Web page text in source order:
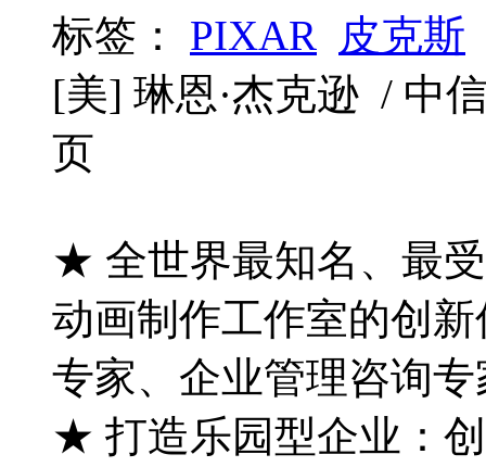
标签： PIXAR 皮克斯
[美] 琳恩·杰克逊 / 中
页
★ 全世界最知名、最
动画制作工作室的创
专家、企业管理咨询
★ 打造乐园型企业：